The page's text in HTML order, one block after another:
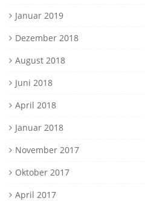
Januar 2019
Dezember 2018
August 2018
Juni 2018
April 2018
Januar 2018
November 2017
Oktober 2017
April 2017